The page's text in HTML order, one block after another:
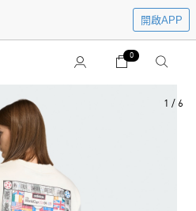
開啟APP
0
1 / 6